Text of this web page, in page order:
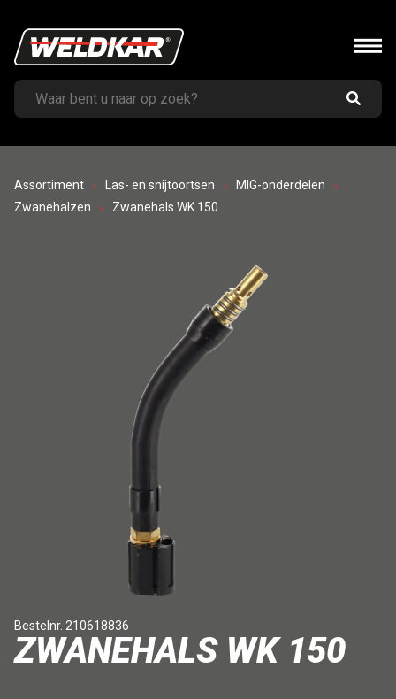
Assortiment Las- en snijtoortsen
MIG-onderdelen
Zwanehalzen
Zwanehals WK 150
Bestelnr. 210618836
ZWANEHALS WK 150